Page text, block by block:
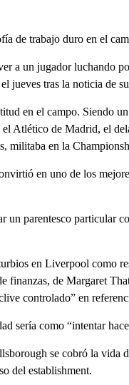
de trabajo duro en el
a un jugador luchando
jueves tras la noticia de
en el campo. Siendo
el Atlético de Madrid, el
militaba en la
en uno de los
un parentesco particular
en Liverpool como
de Margaret
controlado” en
sería como “intentar
se cobró la
del establishment.